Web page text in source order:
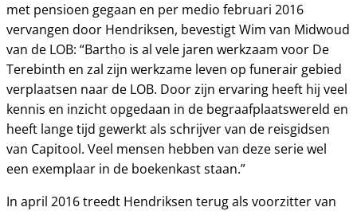
met pensioen gegaan en per medio februari 2016
vervangen door Hendriksen, bevestigt Wim van Midwoud
van de LOB: “Bartho is al vele jaren werkzaam voor De
Terebinth en zal zijn werkzame leven op funerair gebied
verplaatsen naar de LOB. Door zijn ervaring heeft hij veel
kennis en inzicht opgedaan in de begraafplaatswereld en
heeft lange tijd gewerkt als schrijver van de reisgidsen
van Capitool. Veel mensen hebben van deze serie wel
een exemplaar in de boekenkast staan.”
In april 2016 treedt Hendriksen terug als voorzitter van